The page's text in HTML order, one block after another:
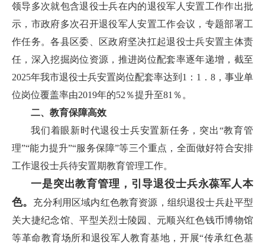
领导多次就包含退役士兵在内的退役军人安置工作作出批
示，市政府多次召开退役军人安置工作会议，专题部署工
作任务。各县区委、区政府坚决扛起退役士兵安置主体责
任，深入挖掘岗位资源，推进岗位配套率逐年递增，截至
2025年我市退役士兵安置岗位配套率达到1：1．8，事业单
位岗位覆盖率由2019年的52％提升至81％。
二、教育保障高效
我们着眼新时代退役士兵安置新任务，突出“教育管
理”“能力提升”“服务保障”等三个重点，全面做好符合安排
工作退役士兵待安置期教育管理工作。
一是突出教育管理，引导退役士兵永葆军人本
色。
充分利用区域内红色教育资源，组织退役士兵赴平型
关大捷纪念馆、平型关烈士陵园、元顺兴红色钱币博物馆
等革命教育场所和退役军人教育基地，开展“传承红色基